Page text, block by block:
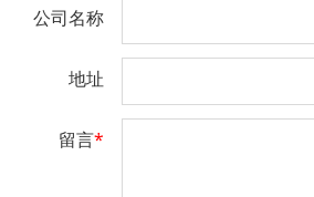
公司名称
地址
留言*